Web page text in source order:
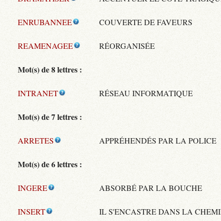
ENRUBANNEE COUVERTE DE FAVEURS
REAMENAGEE RÉORGANISÉE
Mot(s) de 8 lettres :
INTRANET RÉSEAU INFORMATIQUE
Mot(s) de 7 lettres :
ARRETES APPRÉHENDÉS PAR LA POLICE
Mot(s) de 6 lettres :
INGERE ABSORBÉ PAR LA BOUCHE
INSERT IL S'ENCASTRE DANS LA